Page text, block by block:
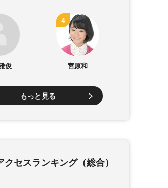
俊 宮原和
もっと見る
クセスランキング（総合）